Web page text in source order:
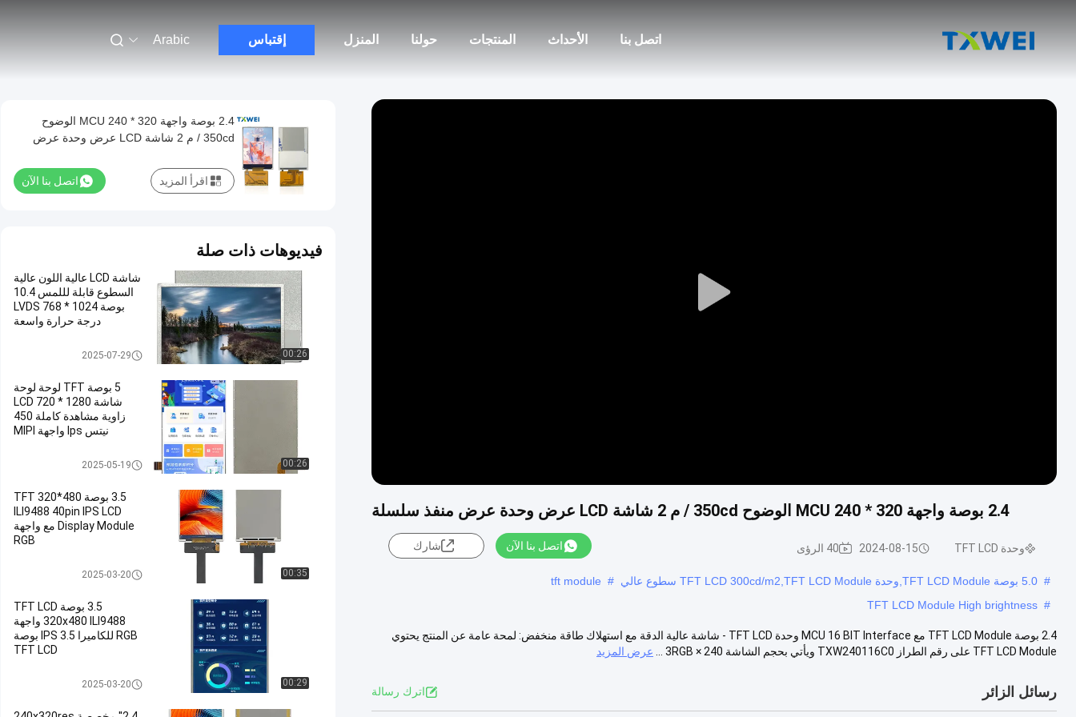
المنزل حولنا المنتجات الأحداث اتصل بنا إقتباس Arabic
Play
2.4 بوصة واجهة MCU 240 * 320 الوضوح 350cd / م 2 شاشة LCD عرض وحدة عرض منفذ سلسلة
وحدة TFT LCD 2024-08-15 40 الرؤى اتصل بنا الآن شارك
# 5.0 بوصة TFT LCD Module,وحدة TFT LCD 300cd/m2,TFT LCD Module سطوع عالي #
tft module
#
TFT LCD Module High brightness
2.4 بوصة TFT LCD Module مع MCU 16 BIT Interface وحدة TFT LCD - شاشة عالية الدقة مع استهلاك طاقة منخفض: لمحة عامة عن المنتج يحتوي
TFT LCD Module على رقم الطراز TXW240116C0 ويأتي بحجم الشاشة 240 × 3RGB ...
عرض المزيد
رسائل الزائر اترك رسالة
2.4 بوصة واجهة MCU 240 * 320 الوضوح
350cd / م 2 شاشة LCD عرض وحدة عرض
اتصل بنا الآن اقرأ المزيد
فيديوهات ذات صلة
00:26
شاشة LCD عالية اللون عالية
السطوع قابلة لللمس 10.4
بوصة 1024 * 768 LVDS
درجة حرارة واسعة
2025-07-29
00:26
5 بوصة TFT لوحة لوحة
شاشة LCD 720 * 1280
زاوية مشاهدة كاملة 450
نيتس Ips واجهة MIPI
2025-05-19
00:35
3.5 بوصة TFT 320*480
ILI9488 40pin IPS LCD
Display Module مع واجهة
RGB
2025-03-20
00:29
3.5 بوصة TFT LCD
320x480 ILI9488 واجهة
RGB للكاميرا IPS 3.5 بوصة
TFT LCD
2025-03-20